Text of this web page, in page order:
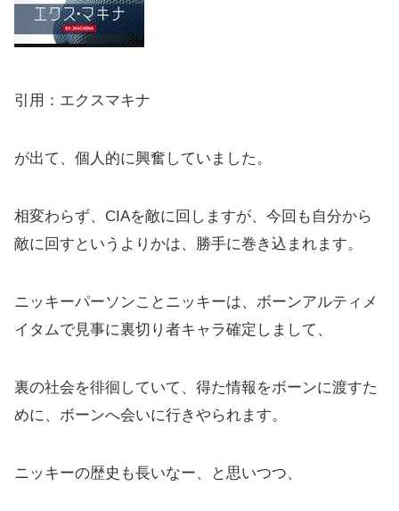
引用：エクスマキナ
が出て、個人的に興奮していました。
相変わらず、CIAを敵に回しますが、今回も自分から
敵に回すというよりかは、勝手に巻き込まれます。
ニッキーパーソンことニッキーは、ボーンアルティメ
イタムで見事に裏切り者キャラ確定しまして、
裏の社会を徘徊していて、得た情報をボーンに渡すた
めに、ボーンへ会いに行きやられます。
ニッキーの歴史も長いなー、と思いつつ、